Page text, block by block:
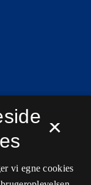
×
vi egne cookies